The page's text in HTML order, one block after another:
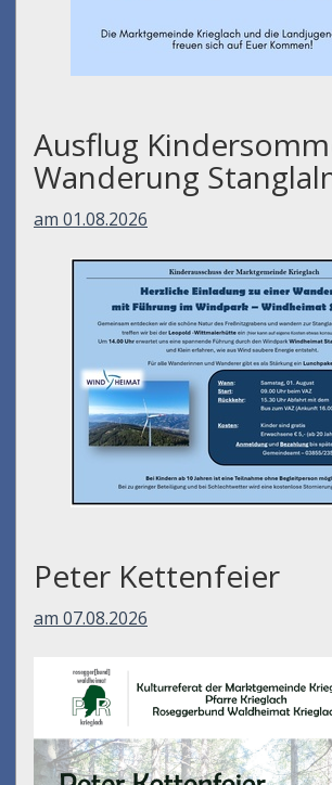
Ausflug
Wanderung
am 01.08.2026
Peter Kettenfeier
am 07.08.2026